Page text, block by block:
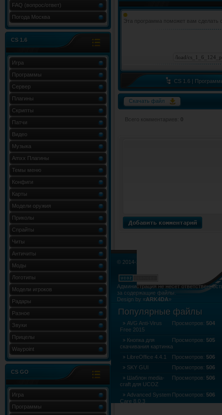
FAQ (вопрос/ответ)
Погода Москва
CS 1.6
Игра
Программы
Сервер
Плагины
Скрипты
Патчи
Видео
Музыка
Amxx Плагины
Темы меню
Конфиги
Карты
Модели оружия
Приколы
Спрайты
Читы
Античиты
Моды
Логотипы
Модели игроков
Радары
Разное
Звуки
Прицелы
Waypoint
CS GO
Игра
Программы
Эта программа поможет вам сделать
CS 1.6 |
Скачать файл
Всего комментариев : 0
© 2014-2015. Все права не нарушены.
Администрация не несёт
за содержащие файлы.
Design by «ARK4DA»
Популярные файлы
Просмотров: 504
AVG Anti-Virus
Free 2015
Просмотров: 505
Кнопка для
скачивания картинка
Просмотров: 506
LibreOffice 4.4.1
Просмотров: 506
SKY GUI
Просмотров: 506
Шаблон media-
craft для UCOZ
Просмотров: 506
Advanced System
Care 8.0.3